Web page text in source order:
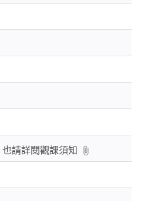
請詳閱觀課須知